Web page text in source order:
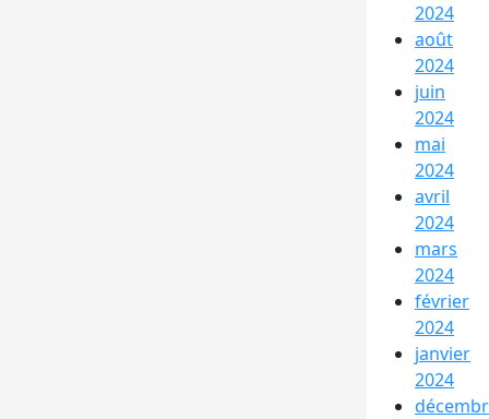
2024
août
2024
juin
2024
mai
2024
avril
2024
mars
2024
février
2024
janvier
2024